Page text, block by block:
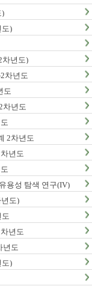
)
도)
차년도)
차년도
도
차년도
2차년도
년도
용성 탐색 연구(IV)
도)
년도
년도
도)